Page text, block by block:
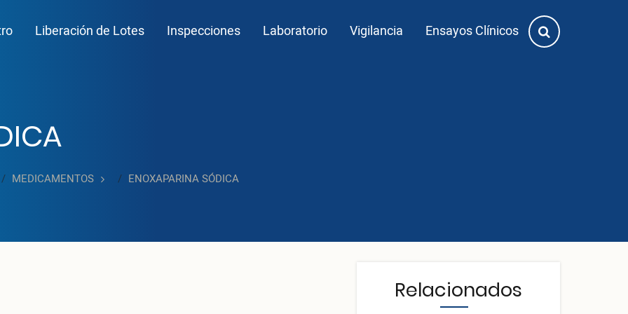
navigation
Liberación de Lotes Inspecciones Laboratorio Vigilancia Ensayos Clínicos
MEDICAMENTOS ENOXAPARINA SÓDICA
Relacionados